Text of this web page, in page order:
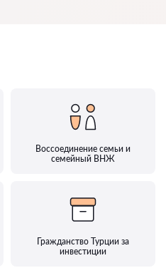
Воссоединение семьи и
семейный ВНЖ
Гражданство Турции за
инвестиции